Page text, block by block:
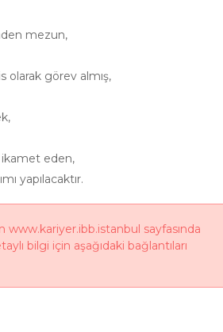
mezun,
olarak görev almış,
ikamet eden,
yapılacaktır.
www.kariyer.ibb.istanbul sayfasında
bilgi için aşağıdaki bağlantıları